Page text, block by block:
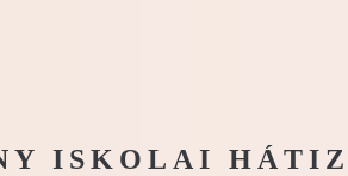
ISKOLAI